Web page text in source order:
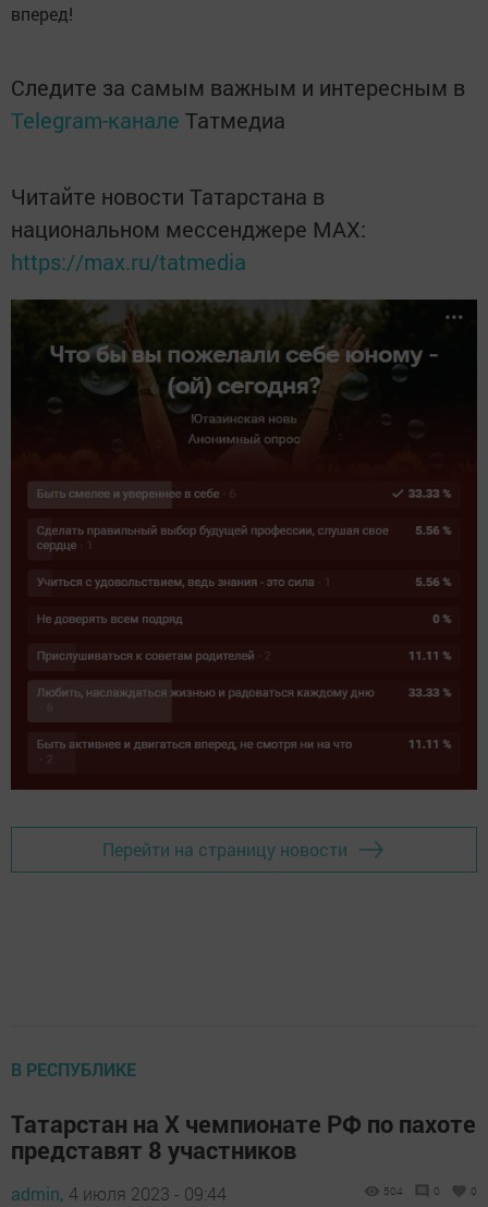
вперед!
Следите за самым важным и интересным в
Telegram-канале Татмедиа
Читайте новости Татарстана в
национальном мессенджере MАХ:
https://max.ru/tatmedia
Перейти на страницу новости
В РЕСПУБЛИКЕ
Татарстан на X чемпионате РФ по пахоте
представят 8 участников
admin, 4 июля 2023 - 09:44 504 0 0